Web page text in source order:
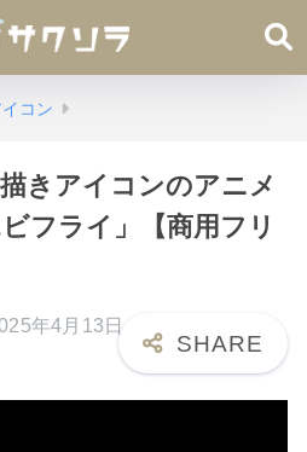
コン
きアイコンのアニメ
フライ」【商用フリ
年4月13日